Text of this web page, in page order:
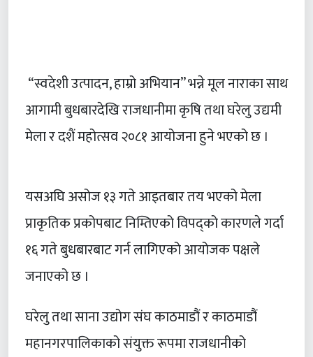
“स्वदेशी उत्पादन, हाम्रो अभियान” भन्ने मूल नाराका साथ
आगामी बुधबारदेखि राजधानीमा कृषि तथा घरेलु उद्यमी
मेला र दशैं महोत्सव २०८१ आयोजना हुने भएको छ ।
यसअघि असोज १३ गते आइतबार तय भएको मेला
प्राकृतिक प्रकोपबाट निम्तिएको विपद्को कारणले गर्दा
१६ गते बुधबारबाट गर्न लागिएको आयोजक पक्षले
जनाएको छ ।
घरेलु तथा साना उद्योग संघ काठमाडौं र काठमाडौं
महानगरपालिकाको संयुक्त रूपमा राजधानीको